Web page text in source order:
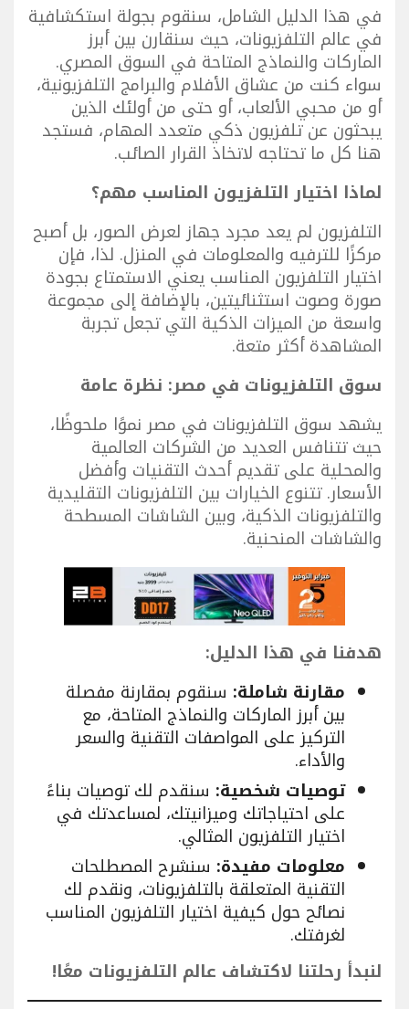
في هذا الدليل الشامل، سنقوم بجولة استكشافية
في عالم التلفزيونات، حيث سنقارن بين أبرز
الماركات والنماذج المتاحة في السوق المصري.
سواء كنت من عشاق الأفلام والبرامج التلفزيونية،
أو من محبي الألعاب، أو حتى من أولئك الذين
يبحثون عن تلفزيون ذكي متعدد المهام، فستجد
هنا كل ما تحتاجه لاتخاذ القرار الصائب.
لماذا اختيار التلفزيون المناسب مهم؟
التلفزيون لم يعد مجرد جهاز لعرض الصور، بل أصبح
مركزًا للترفيه والمعلومات في المنزل. لذا، فإن
اختيار التلفزيون المناسب يعني الاستمتاع بجودة
صورة وصوت استثنائيتين، بالإضافة إلى مجموعة
واسعة من الميزات الذكية التي تجعل تجربة
المشاهدة أكثر متعة.
سوق التلفزيونات في مصر: نظرة عامة
يشهد سوق التلفزيونات في مصر نموًا ملحوظًا،
حيث تتنافس العديد من الشركات العالمية
والمحلية على تقديم أحدث التقنيات وأفضل
الأسعار. تتنوع الخيارات بين التلفزيونات التقليدية
والتلفزيونات الذكية، وبين الشاشات المسطحة
والشاشات المنحنية.
هدفنا في هذا الدليل:
مقارنة شاملة: سنقوم بمقارنة مفصلة
بين أبرز الماركات والنماذج المتاحة، مع
التركيز على المواصفات التقنية والسعر
والأداء.
توصيات شخصية: سنقدم لك توصيات بناءً
على احتياجاتك وميزانيتك، لمساعدتك في
اختيار التلفزيون المثالي.
معلومات مفيدة: سنشرح المصطلحات
التقنية المتعلقة بالتلفزيونات، ونقدم لك
نصائح حول كيفية اختيار التلفزيون المناسب
لغرفتك.
لنبدأ رحلتنا لاكتشاف عالم التلفزيونات معًا!